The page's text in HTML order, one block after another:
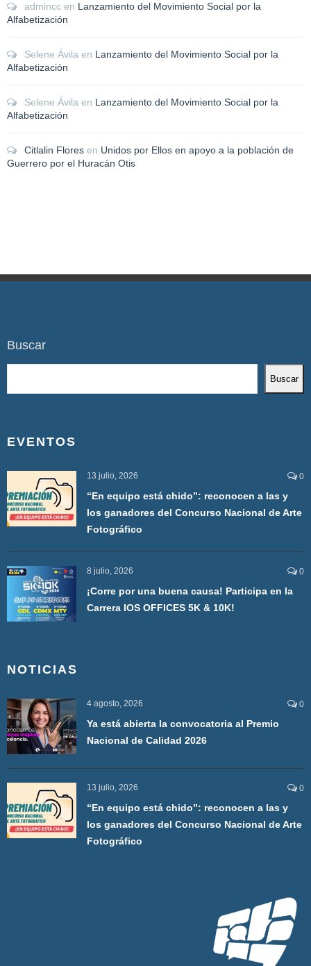
admincc en Lanzamiento del Movimiento Social por la
Alfabetización
Selene Ávila en Lanzamiento del Movimiento Social por la
Alfabetización
Selene Ávila en Lanzamiento del Movimiento Social por la
Alfabetización
Citlalin Flores en Unidos por Ellos en apoyo a la población de
Guerrero por el Huracán Otis
Buscar
Buscar
EVENTOS
13 julio, 2026 0
“En equipo está chido”: reconocen a las y
los ganadores del Concurso Nacional de Arte
Fotográfico
8 julio, 2026 0
¡Corre por una buena causa! Participa en la
Carrera IOS OFFICES 5K & 10K!
NOTICIAS
4 agosto, 2026 0
Ya está abierta la convocatoria al Premio
Nacional de Calidad 2026
13 julio, 2026 0
“En equipo está chido”: reconocen a las y
los ganadores del Concurso Nacional de Arte
Fotográfico